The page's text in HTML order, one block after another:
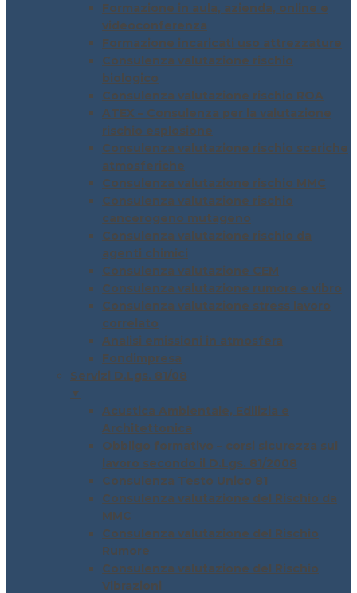
Formazione in aula, azienda, online e
videoconferenza
Formazione incaricati uso attrezzature
Consulenza valutazione rischio
biologico
Consulenza valutazione rischio ROA
ATEX – Consulenza per la valutazione
rischio esplosione
Consulenza valutazione rischio scariche
atmosferiche
Consulenza valutazione rischio MMC
Consulenza valutazione rischio
cancerogeno mutageno
Consulenza valutazione rischio da
agenti chimici
Consulenza valutazione CEM
Consulenza valutazione rumore e vibro
Consulenza valutazione stress lavoro
correlato
Analisi emissioni in atmosfera
Fondimpresa
Servizi D.Lgs. 81/08
▼
Acustica Ambientale, Edilizia e
Architettonica
Obbligo formativo – corsi sicurezza sul
lavoro secondo il D.Lgs. 81/2008
Consulenza Testo Unico 81
Consulenza valutazione del Rischio da
MMC
Consulenza valutazione del Rischio
Rumore
Consulenza valutazione del Rischio
Vibrazioni